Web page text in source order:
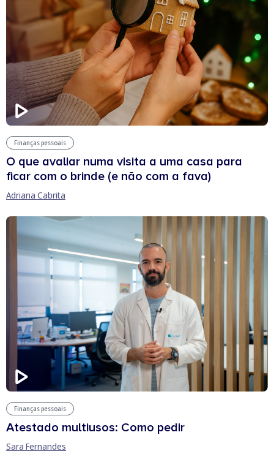
Finanças pessoais
O que avaliar numa visita a uma casa para
ficar com o brinde (e não com a fava)
Adriana Cabrita
Finanças pessoais
Atestado multiusos: Como pedir
Sara Fernandes